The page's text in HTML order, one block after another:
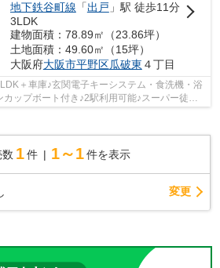
地下鉄谷町線 「出戸 」駅 徒歩11分
3LDK
建物面積：78.89㎡（23.86坪）
土地面積：49.60㎡（15坪）
大阪府大阪市平野区瓜破東 ４丁目
＋車庫♪玄関電子キーシステム・食洗機・浴
ップボート付き♪2駅利用可能♪スーパー徒歩5
数 1 件 1～1 件を表示
変更